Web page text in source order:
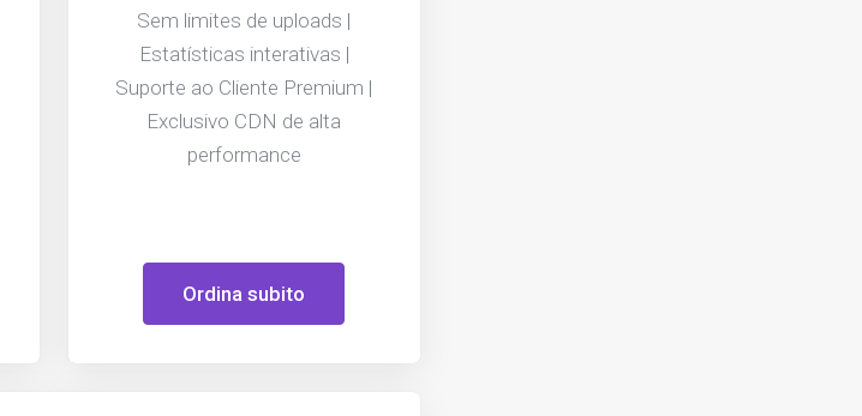
Sem limites de uploads |
Estatísticas interativas |
Suporte ao Cliente Premium |
Exclusivo CDN de alta
performance
Ordina subito